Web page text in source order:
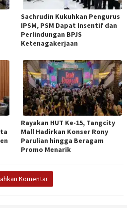
Sachrudin Kukuhkan Pengurus
IPSM, PSM Dapat Insentif dan
Perlindungan BPJS
Ketenagakerjaan
Rayakan HUT Ke-15, Tangcity
Mall Hadirkan Konser Rony
Parulian hingga Beragam
Promo Menarik
Komentar